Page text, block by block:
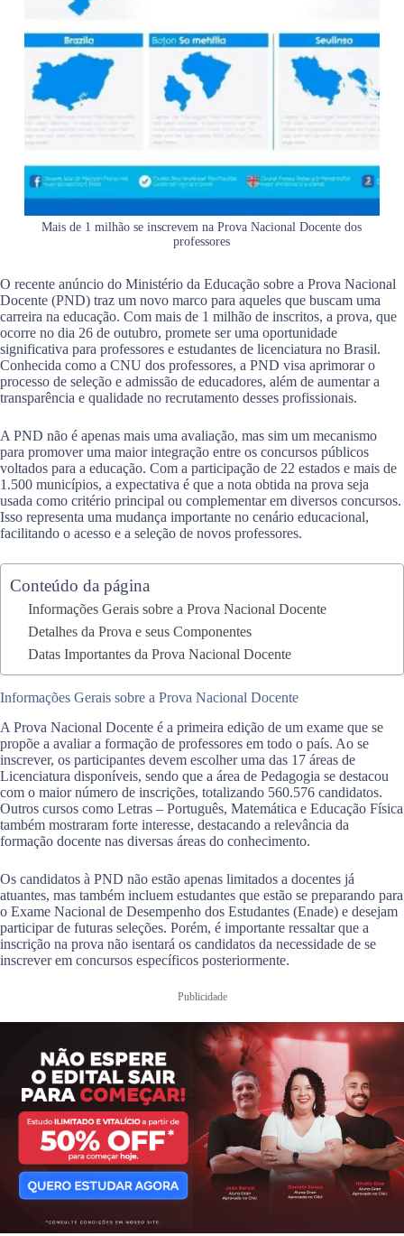
Mais de 1 milhão se inscrevem na Prova Nacional Docente dos
professores
O recente anúncio do Ministério da Educação sobre a Prova Nacional
Docente (PND) traz um novo marco para aqueles que buscam uma
carreira na educação. Com mais de 1 milhão de inscritos, a prova, que
ocorre no dia 26 de outubro, promete ser uma oportunidade
significativa para professores e estudantes de licenciatura no Brasil.
Conhecida como a CNU dos professores, a PND visa aprimorar o
processo de seleção e admissão de educadores, além de aumentar a
transparência e qualidade no recrutamento desses profissionais.
A PND não é apenas mais uma avaliação, mas sim um mecanismo
para promover uma maior integração entre os concursos públicos
voltados para a educação. Com a participação de 22 estados e mais de
1.500 municípios, a expectativa é que a nota obtida na prova seja
usada como critério principal ou complementar em diversos concursos.
Isso representa uma mudança importante no cenário educacional,
facilitando o acesso e a seleção de novos professores.
Conteúdo da página
Informações Gerais sobre a Prova Nacional Docente
Detalhes da Prova e seus Componentes
Datas Importantes da Prova Nacional Docente
Informações Gerais sobre a Prova Nacional Docente
A Prova Nacional Docente é a primeira edição de um exame que se
propõe a avaliar a formação de professores em todo o país. Ao se
inscrever, os participantes devem escolher uma das 17 áreas de
Licenciatura disponíveis, sendo que a área de Pedagogia se destacou
com o maior número de inscrições, totalizando 560.576 candidatos.
Outros cursos como Letras – Português, Matemática e Educação Física
também mostraram forte interesse, destacando a relevância da
formação docente nas diversas áreas do conhecimento.
Os candidatos à PND não estão apenas limitados a docentes já
atuantes, mas também incluem estudantes que estão se preparando para
o Exame Nacional de Desempenho dos Estudantes (Enade) e desejam
participar de futuras seleções. Porém, é importante ressaltar que a
inscrição na prova não isentará os candidatos da necessidade de se
inscrever em concursos específicos posteriormente.
Publicidade